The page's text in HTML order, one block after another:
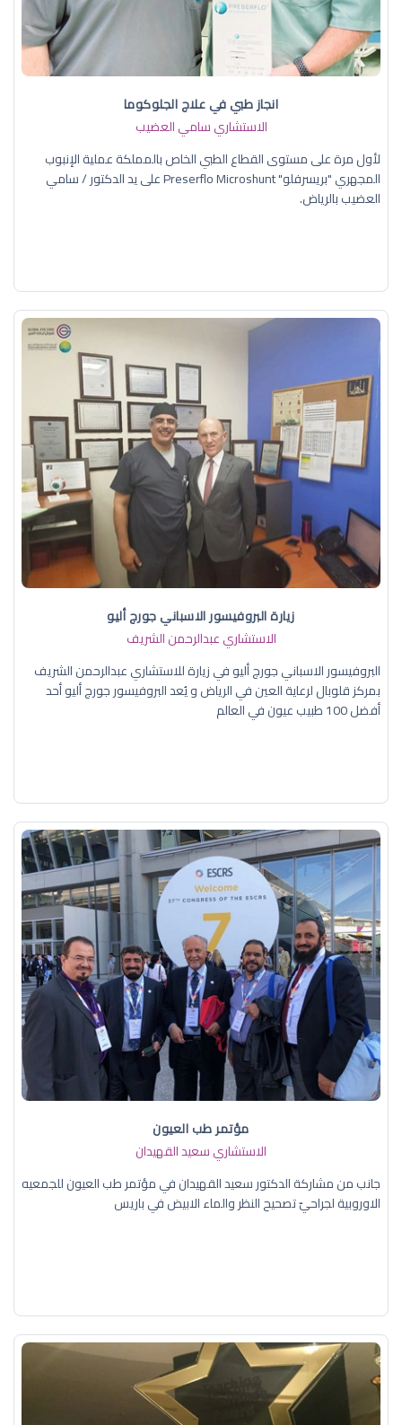
انجاز طبي في علاج الجلوكوما
الاستشاري سامي العضيب
لأول مرة على مستوى القطاع الطبي الخاص بالمملكة عملية الإنبوب
المجهري "بريسرفلو" Preserflo Microshunt على يد الدكتور / سامي
العضيب بالرياض.
زيارة البروفيسور الاسباني جورج أليو
الاستشاري عبدالرحمن الشريف
البروفيسور الاسباني جورج أليو في زيارة للاستشاري عبدالرحمن الشريف
بمركز قلوبال لرعاية العين في الرياض و يُعد البروفيسور جورج أليو أحد
أفضل 100 طبيب عيون في العالم
مؤتمر طب العيون
الاستشاري سعيد القهيدان
جانب من مشاركة الدكتور سعيد القهيدان في مؤتمر طب العيون للجمعيه
الاوروبية لجراحيّ تصحيح النظر والماء الابيض في باريس